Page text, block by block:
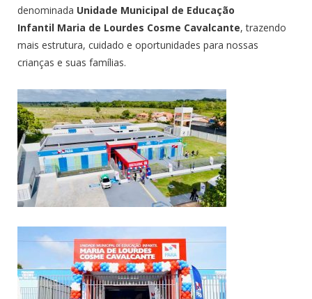
denominada Unidade Municipal de Educação
Infantil Maria de Lourdes Cosme Cavalcante, trazendo
mais estrutura, cuidado e oportunidades para nossas
crianças e suas famílias.